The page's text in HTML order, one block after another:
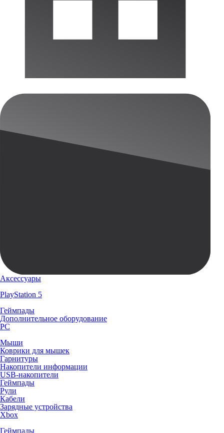
Аксессуары
PlayStation 5
Геймпады
Дополнительное оборудование
PC
Мыши
Коврики для мышек
Гарнитуры
Накопители информации
USB-накопители
Геймпады
Рули
Кабели
Зарядные устройства
Xbox
Геймпады